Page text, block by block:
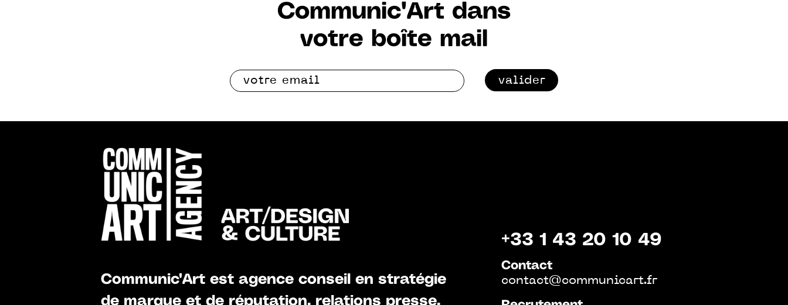
Communic'Art dans
votre boîte mail
valider
Communic'Art est agence conseil en stratégie
de marque et de réputation, relations presse,
+33 1 43 20 10 49
Contact
contact@communicart.fr